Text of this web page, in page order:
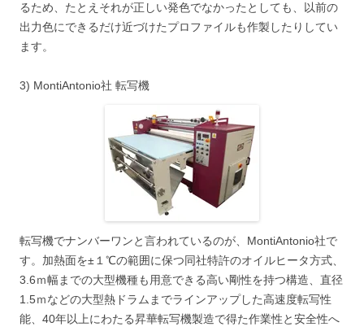
るため、たとえそれが正しい発色でなかったとしても、以前の
出力色にできるだけ近づけたプロファイルも作製したりしてい
ます。
3) MontiAntonio社 転写機
転写機でナンバーワンと言われているのが、MontiAntonio社で
す。加熱面を±１℃の範囲に保つ同社特許のオイルヒータ方式、
3.6ｍ幅までの大型機種も用意できる高い剛性を持つ構造、直径
1.5ｍなどの大型熱ドラムまでラインアップした高速度転写性
能、40年以上にわたる昇華転写機製造で得た作業性と安全性へ